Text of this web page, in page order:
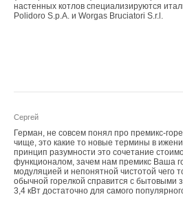
настенных котлов специализируются
Polidoro S.p.A. и Worgas Bruciatori S.r.l.
Сергей
Герман, не совсем понял про премикс-
чище, это какие то новые термины в
принцип разумности это сочетание
функционалом, зачем нам премикс Ваша
модуляцией и непонятной чистотой чего
обычной горелкой справится с бытовыми
3,4 кВт достаточно для самого